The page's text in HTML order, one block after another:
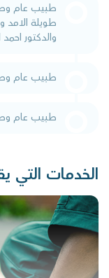
طبيب عام
طويلة
والدكتور احمد
طبيب عام
طبيب عام
الخدمات التي